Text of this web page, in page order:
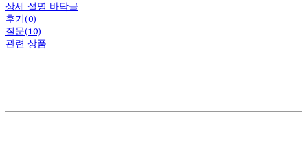
상세 설명 바닥글
후기(0)
질문(10)
관련 상품